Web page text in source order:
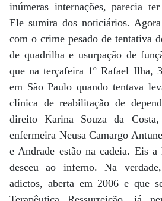
inúmeras internações, parecia
Ele sumira dos noticiários.
com o crime pesado de tentativa
de quadrilha e usurpação de
que na terçafeira 1º Rafael Ilha,
em São Paulo quando tentava
clínica de reabilitação de
direito Karina Souza da
enfermeira Neusa Camargo
e Andrade estão na cadeia. Eis
desceu ao inferno. Na
adictos, aberta em 2006 e que